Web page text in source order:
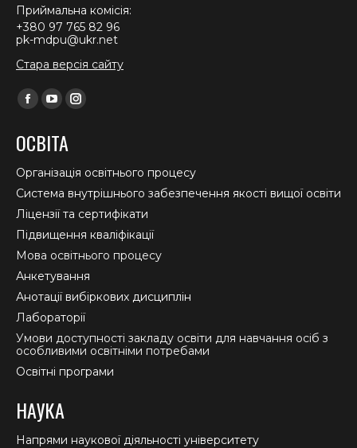
Приймальна комісія:
+380 97 765 82 96
pk-mdpu@ukr.net
Стара версія сайту
Find us on:
Facebook
opens
in
new
window
YouTube
opens
in
new
window
Instagram
in
new
window
ОСВІТА
Організація освітнього процесу
Система внутрішнього забезпечення якості вищої освіти
Ліцензії та сертифікати
Підвищення кваліфікації
Мова освітнього процесу
Анкетування
Анотації вибіркових дисциплін
Лабораторії
Умови доступності закладу освіти для навчання осіб з
особливими освітніми потребами
Освітні програми
НАУКА
Напрями наукової діяльності університету